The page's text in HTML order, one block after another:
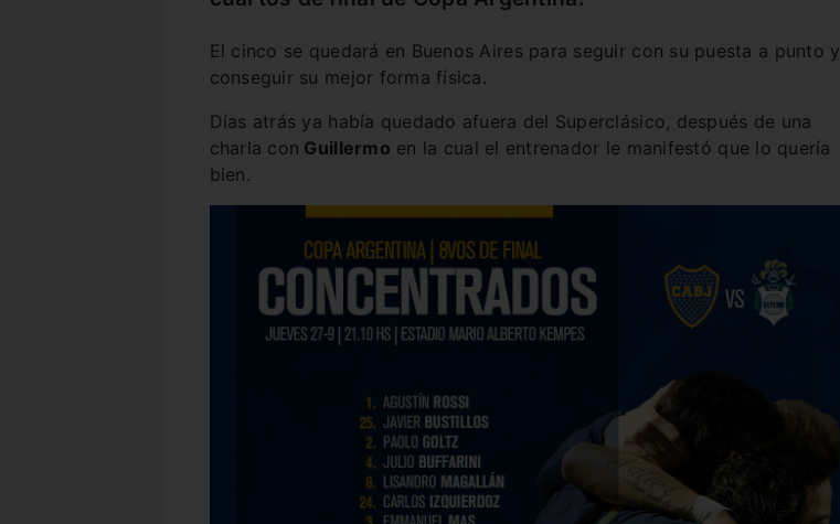
El cinco se quedará en Buenos Aires para seguir con su puesta a punto y
conseguir su mejor forma física.
Días atrás ya había quedado afuera del Superclásico, después de una
charla con Guillermo en la cual el entrenador le manifestó que lo quería
bien.